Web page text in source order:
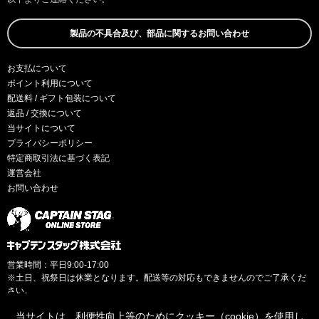
製品の不具合及び、部品に関するお問い合わせ
お支払について
ポイント利用について
配送料 / ギフト包装について
返品 / 交換について
当サイトについて
プライバシーポリシー
特定商取引法に基づく表記
運営会社
お問い合わせ
営業時間：平日9:00-17:00
※土日、祝祭日は休業となります。配送等の対応もできませんのでご了承くだ
さい。
当サイトは、利便性向上等のためにクッキー（cookie）を使用し